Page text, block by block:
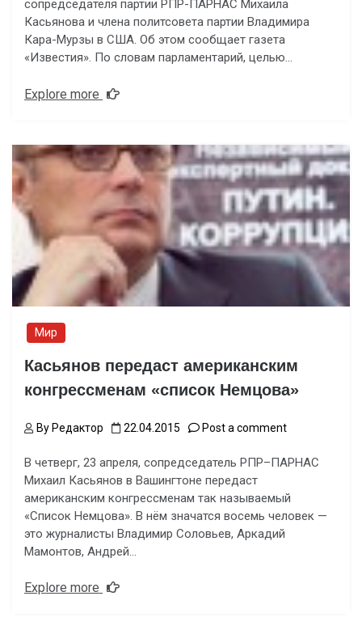
сопредседателя партии РПР-ПАРНАС Михаила
Касьянова и члена политсовета партии Владимира
Кара-Мурзы в США. Об этом сообщает газета
«Известия». По словам парламентарий, целью…
Explore more
Мир
Касьянов передаст американским
конгрессменам «список Немцова»
By Редактор 22.04.2015 Post a comment
В четверг, 23 апреля, сопредседатель РПР–ПАРНАС
Михаил Касьянов в Вашингтоне передаст
американским конгрессменам так называемый
«Список Немцова». В нём значатся восемь человек —
это журналисты Владимир Соловьев, Аркадий
Мамонтов, Андрей…
Explore more